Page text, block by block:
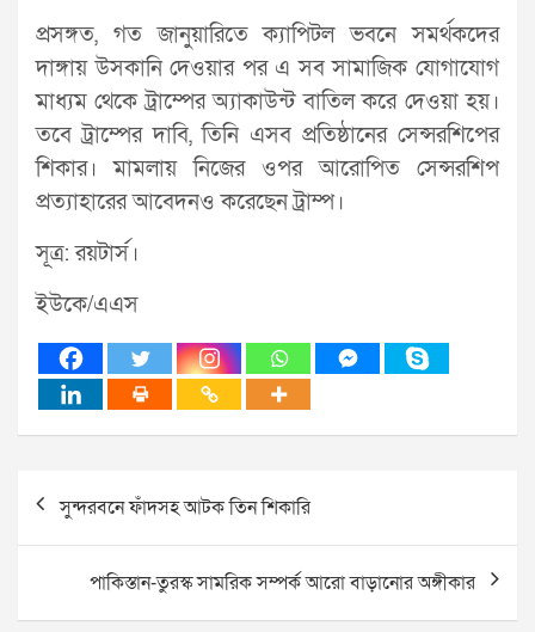
প্রসঙ্গত, গত জানুয়ারিতে ক্যাপিটল ভবনে সমর্থকদের
দাঙ্গায় উসকানি দেওয়ার পর এ সব সামাজিক যোগাযোগ
মাধ্যম থেকে ট্রাম্পের অ্যাকাউন্ট বাতিল করে দেওয়া হয়।
তবে ট্রাম্পের দাবি, তিনি এসব প্রতিষ্ঠানের সেন্সরশিপের
শিকার। মামলায় নিজের ওপর আরোপিত সেন্সরশিপ
প্রত্যাহারের আবেদনও করেছেন ট্রাম্প।
সূত্র: রয়টার্স।
ইউকে/এএস
Post
navigation
সুন্দরবনে ফাঁদসহ আটক তিন শিকারি
পাকিস্তান-তুরস্ক সামরিক সম্পর্ক আরো বাড়ানোর অঙ্গীকার